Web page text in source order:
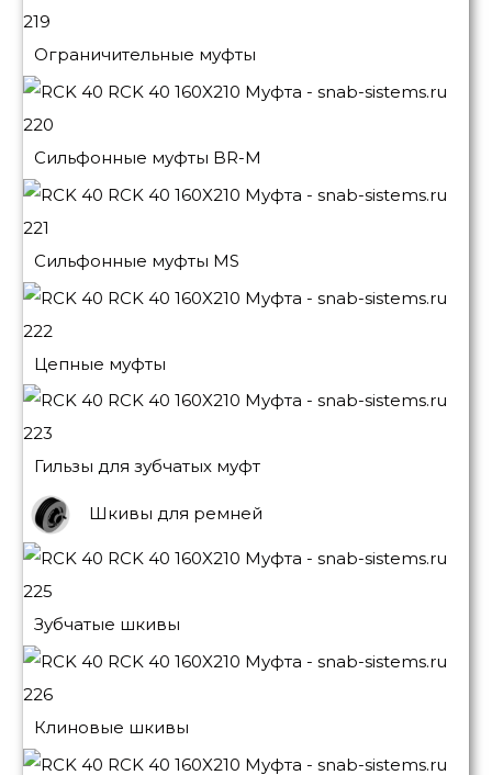
Ограничительные муфты
Сильфонные муфты BR-M
Сильфонные муфты MS
Цепные муфты
Гильзы для зубчатых муфт
Шкивы для ремней
Зубчатые шкивы
Клиновые шкивы